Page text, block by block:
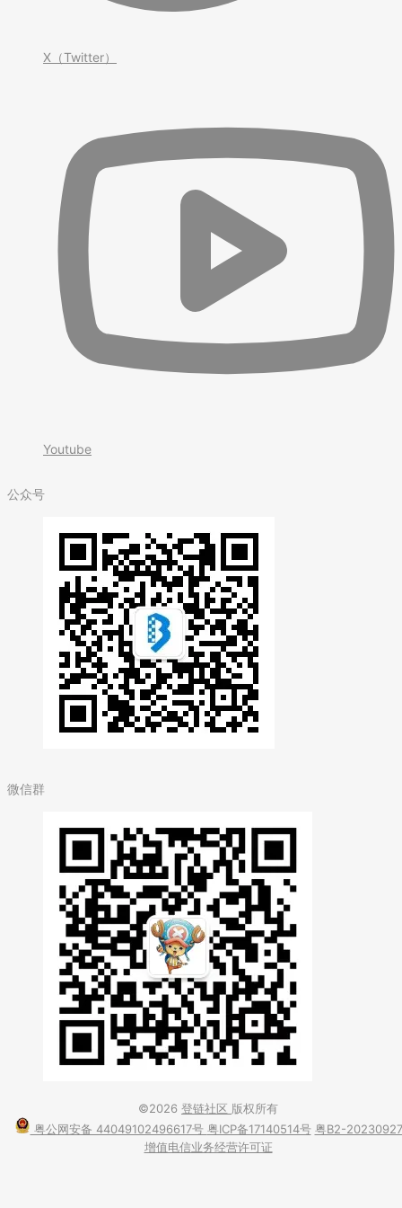
X（Twitter）
Youtube
公众号
微信群
©2026 登链社区 版权所有
粤公网安备 44049102496617号 粤ICP备17140514号 粤B2-20230927
增值电信业务经营许可证